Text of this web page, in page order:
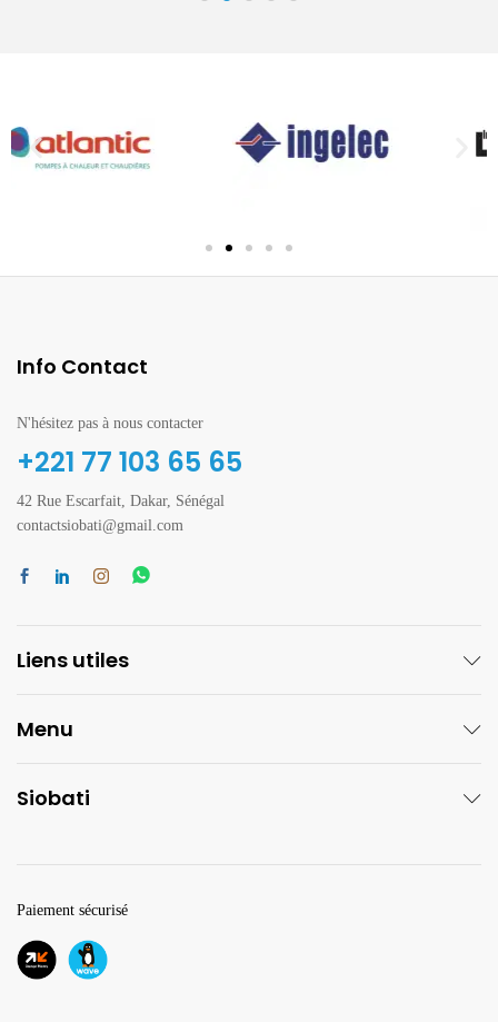
Info Contact
N'hésitez pas à nous contacter
+221 77 103 65 65
42 Rue Escarfait, Dakar, Sénégal
contactsiobati@gmail.com
Liens utiles
Menu
Siobati
Paiement sécurisé